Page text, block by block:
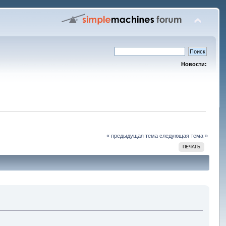
Новости:
« предыдущая тема следующая тема »
ПЕЧАТЬ